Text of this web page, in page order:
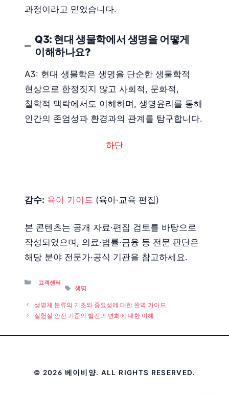
과정이라고 믿었습니다.
Q3: 현대 생물학에서 생명을 어떻게
이해하나요?
A3: 현대 생물학은 생명을 단순한 생물학적
현상으로 한정짓지 않고 사회적, 문화적,
철학적 맥락에서도 이해하며, 생명윤리를 통해
인간의 존엄성과 환경과의 관계를 탐구합니다.
하단
감수: 육아 가이드 (육아·교육 편집)
본 콘텐츠는 공개 자료·편집 검토를 바탕으로
작성되었으며, 의료·법률·금융 등 전문 판단은
해당 분야 전문가·공식 기관을 참고하세요.
Categories
고객센터
Tags
생명
생명체 분류의 기초와 중요성에 대한 완벽 가이드
실험실 안전 기준의 발전과 변화에 대한 이해
© 2026 베이비양. ALL RIGHTS RESERVED.